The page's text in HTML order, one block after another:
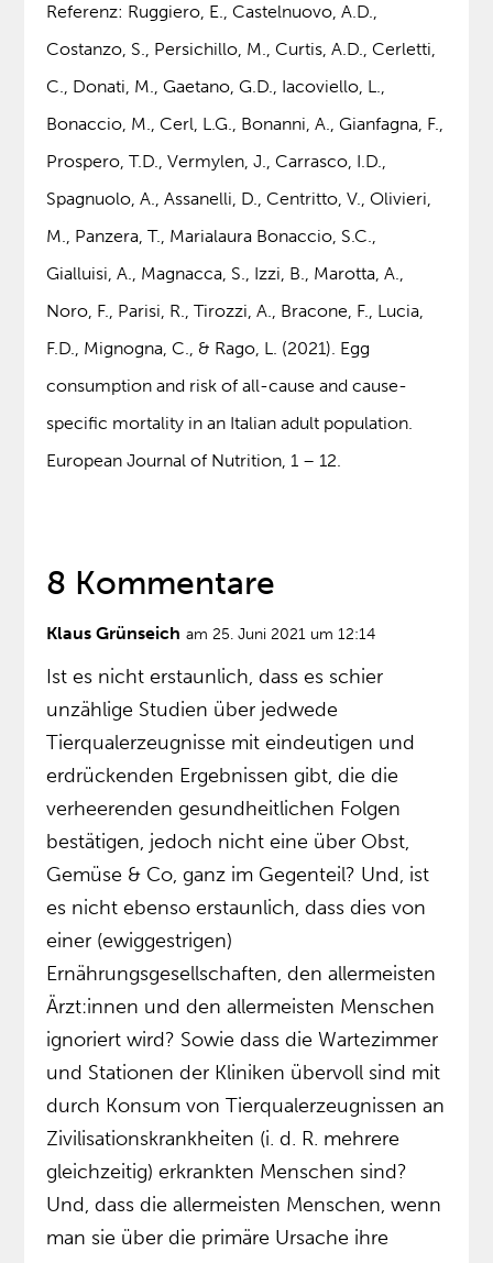
Referenz: Ruggiero, E., Castelnuovo, A.D.,
Costanzo, S., Persichillo, M., Curtis, A.D., Cerletti,
C., Donati, M., Gaetano, G.D., Iacoviello, L.,
Bonaccio, M., Cerl, L.G., Bonanni, A., Gianfagna, F.,
Prospero, T.D., Vermylen, J., Carrasco, I.D.,
Spagnuolo, A., Assanelli, D., Centritto, V., Olivieri,
M., Panzera, T., Marialaura Bonaccio, S.C.,
Gialluisi, A., Magnacca, S., Izzi, B., Marotta, A.,
Noro, F., Parisi, R., Tirozzi, A., Bracone, F., Lucia,
F.D., Mignogna, C., & Rago, L. (2021). Egg
consumption and risk of all-cause and cause-
specific mortality in an Italian adult population.
European Journal of Nutrition, 1 – 12.
8 Kommentare
Klaus Grünseich am 25. Juni 2021 um 12:14
Ist es nicht erstaunlich, dass es schier
unzählige Studien über jedwede
Tierqualerzeugnisse mit eindeutigen und
erdrückenden Ergebnissen gibt, die die
verheerenden gesundheitlichen Folgen
bestätigen, jedoch nicht eine über Obst,
Gemüse & Co, ganz im Gegenteil? Und, ist
es nicht ebenso erstaunlich, dass dies von
einer (ewiggestrigen)
Ernährungsgesellschaften, den allermeisten
Ärzt:innen und den allermeisten Menschen
ignoriert wird? Sowie dass die Wartezimmer
und Stationen der Kliniken übervoll sind mit
durch Konsum von Tierqualerzeugnissen an
Zivilisationskrankheiten (i. d. R. mehrere
gleichzeitig) erkrankten Menschen sind?
Und, dass die allermeisten Menschen, wenn
man sie über die primäre Ursache ihre